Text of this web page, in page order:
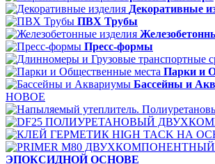
Декоративные
ПВХ Трубы
Пресс-формы
Парки и
Бассейны и
НОВОЕ
ЭПОКСИДНОЙ ОСНОВЕ